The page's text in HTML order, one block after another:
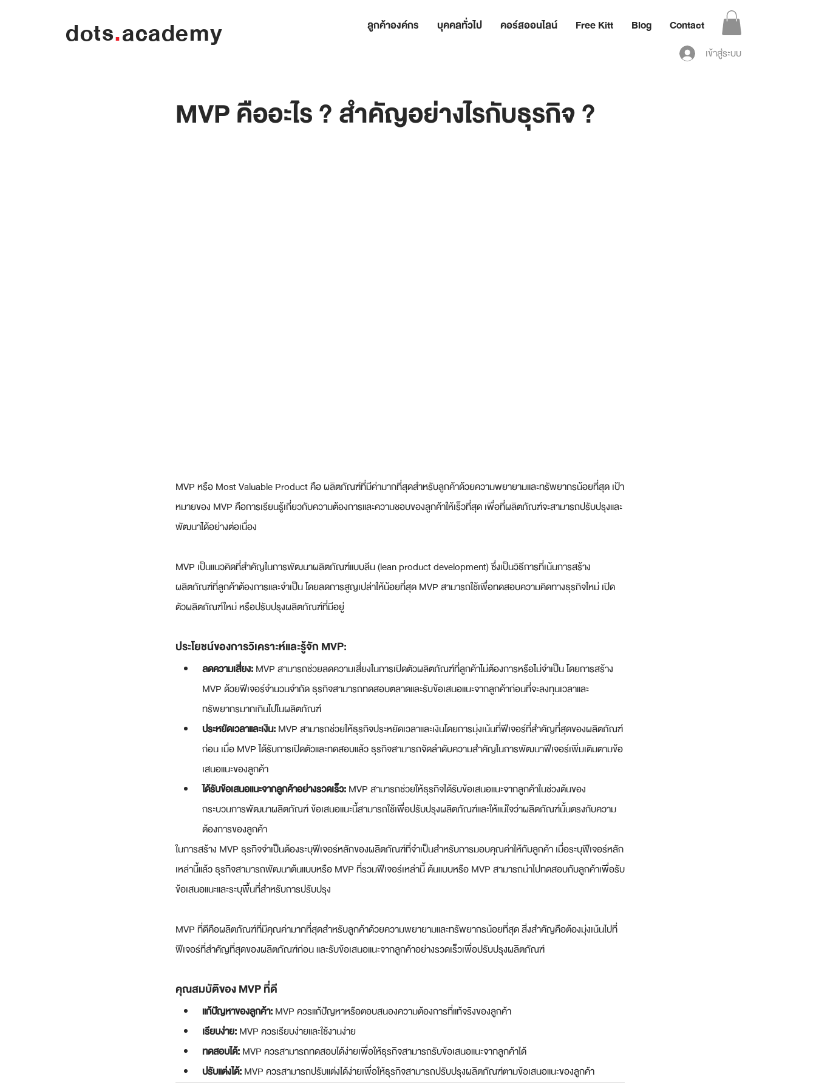
dots.academy ลูกค้าองค์กร บุคคลทั่วไป คอร์สออนไลน์ Free Kitt Blog Contact
เข้าสู่ระบบ
MVP คืออะไร ? สำคัญอย่างไรกับธุรกิจ ?
MVP หรือ Most Valuable Product คือ ผลิตภัณฑ์ที่มีค่ามากที่สุดสำหรับลูกค้าด้วยความพยายามและทรัพยากรน้อยที่สุด เป้า
หมายของ MVP คือการเรียนรู้เกี่ยวกับความต้องการและความชอบของลูกค้าให้เร็วที่สุด เพื่อที่ผลิตภัณฑ์จะสามารถปรับปรุงและ
พัฒนาได้อย่างต่อเนื่อง
MVP เป็นแนวคิดที่สำคัญในการพัฒนาผลิตภัณฑ์แบบลีน (lean product development) ซึ่งเป็นวิธีการที่เน้นการสร้าง
ผลิตภัณฑ์ที่ลูกค้าต้องการและจำเป็น โดยลดการสูญเปล่าให้น้อยที่สุด MVP สามารถใช้เพื่อทดสอบความคิดทางธุรกิจใหม่ เปิด
ตัวผลิตภัณฑ์ใหม่ หรือปรับปรุงผลิตภัณฑ์ที่มีอยู่
ประโยชน์ของการวิเคราะห์และรู้จัก MVP:
ลดความเสี่ยง: MVP สามารถช่วยลดความเสี่ยงในการเปิดตัวผลิตภัณฑ์ที่ลูกค้าไม่ต้องการหรือไม่จำเป็น โดยการสร้าง
MVP ด้วยฟีเจอร์จำนวนจำกัด ธุรกิจสามารถทดสอบตลาดและรับข้อเสนอแนะจากลูกค้าก่อนที่จะลงทุนเวลาและ
ทรัพยากรมากเกินไปในผลิตภัณฑ์
ประหยัดเวลาและเงิน: MVP สามารถช่วยให้ธุรกิจประหยัดเวลาและเงินโดยการมุ่งเน้นที่ฟีเจอร์ที่สำคัญที่สุดของผลิตภัณฑ์
ก่อน เมื่อ MVP ได้รับการเปิดตัวและทดสอบแล้ว ธุรกิจสามารถจัดลำดับความสำคัญในการพัฒนาฟีเจอร์เพิ่มเติมตามข้อ
เสนอแนะของลูกค้า
ได้รับข้อเสนอแนะจากลูกค้าอย่างรวดเร็ว: MVP สามารถช่วยให้ธุรกิจได้รับข้อเสนอแนะจากลูกค้าในช่วงต้นของ
กระบวนการพัฒนาผลิตภัณฑ์ ข้อเสนอแนะนี้สามารถใช้เพื่อปรับปรุงผลิตภัณฑ์และให้แน่ใจว่าผลิตภัณฑ์นั้นตรงกับความ
ต้องการของลูกค้า
ในการสร้าง MVP ธุรกิจจำเป็นต้องระบุฟีเจอร์หลักของผลิตภัณฑ์ที่จำเป็นสำหรับการมอบคุณค่าให้กับลูกค้า เมื่อระบุฟีเจอร์หลัก
เหล่านี้แล้ว ธุรกิจสามารถพัฒนาต้นแบบหรือ MVP ที่รวมฟีเจอร์เหล่านี้ ต้นแบบหรือ MVP สามารถนำไปทดสอบกับลูกค้าเพื่อรับ
ข้อเสนอแนะและระบุพื้นที่สำหรับการปรับปรุง
MVP ที่ดีคือผลิตภัณฑ์ที่มีคุณค่ามากที่สุดสำหรับลูกค้าด้วยความพยายามและทรัพยากรน้อยที่สุด สิ่งสำคัญคือต้องมุ่งเน้นไปที่
ฟีเจอร์ที่สำคัญที่สุดของผลิตภัณฑ์ก่อน และรับข้อเสนอแนะจากลูกค้าอย่างรวดเร็วเพื่อปรับปรุงผลิตภัณฑ์
คุณสมบัติของ MVP ที่ดี
แก้ปัญหาของลูกค้า: MVP ควรแก้ปัญหาหรือตอบสนองความต้องการที่แท้จริงของลูกค้า
เรียบง่าย: MVP ควรเรียบง่ายและใช้งานง่าย
ทดสอบได้: MVP ควรสามารถทดสอบได้ง่ายเพื่อให้ธุรกิจสามารถรับข้อเสนอแนะจากลูกค้าได้
ปรับแต่งได้: MVP ควรสามารถปรับแต่งได้ง่ายเพื่อให้ธุรกิจสามารถปรับปรุงผลิตภัณฑ์ตามข้อเสนอแนะของลูกค้า